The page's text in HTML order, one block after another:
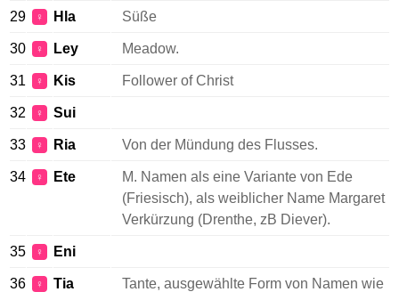
29 ♀ Hla Süße
30 ♀ Ley Meadow.
31 ♀ Kis Follower of Christ
32 ♀ Sui
33 ♀ Ria Von der Mündung des Flusses.
34 ♀ Ete
M. Namen als eine Variante von Ede
(Friesisch), als weiblicher Name Margaret
Verkürzung (Drenthe, zB Diever).
35 ♀ Eni
36 ♀ Tia
Tante, ausgewählte Form von Namen wie